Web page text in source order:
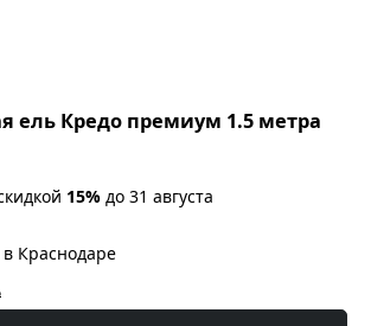
ель Кредо премиум 1.5 метра
15% до 31 августа
Краснодаре